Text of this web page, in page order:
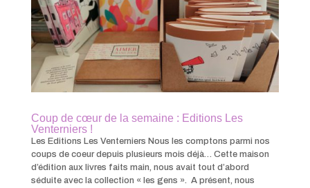
Coup de cœur de la semaine : Editions Les
Venterniers !
Les Editions Les Venterniers Nous les comptons parmi nos
coups de coeur depuis plusieurs mois déjà… Cette maison
d’édition aux livres faits main, nous avait tout d’abord
séduite avec la collection « les gens ». A présent, nous